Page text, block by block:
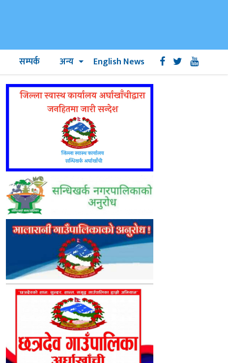
सम्पर्क अन्य English News